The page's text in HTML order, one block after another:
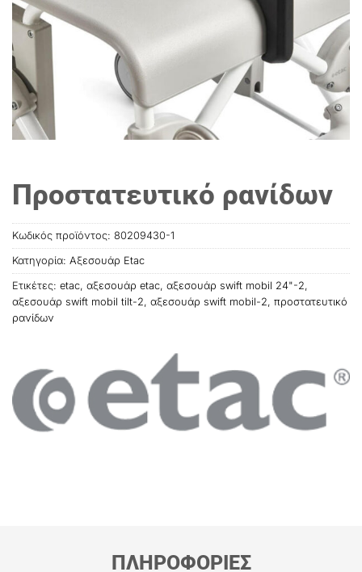
Προστατευτικό ρανίδων
Κωδικός προϊόντος: 80209430-1
Κατηγορία: Αξεσουάρ Etac
Ετικέτες: etac, αξεσουάρ etac, αξεσουάρ swift mobil 24"-2,
αξεσουάρ swift mobil tilt-2, αξεσουάρ swift mobil-2, προστατευτικό
ρανίδων
ΠΛΗΡΟΦΟΡΙΕΣ